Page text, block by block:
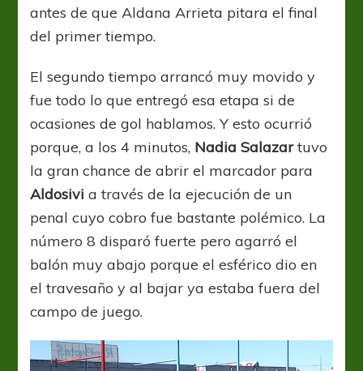
antes de que Aldana Arrieta pitara el final
del primer tiempo.
El segundo tiempo arrancó muy movido y
fue todo lo que entregó esa etapa si de
ocasiones de gol hablamos. Y esto ocurrió
porque, a los 4 minutos, Nadia Salazartuvo
la gran chance de abrir el marcador para
Aldosivi a través de la ejecución de un
penal cuyo cobro fue bastante polémico. La
número 8 disparó fuerte pero agarró el
balón muy abajo porque el esférico dio en
el travesaño y al bajar ya estaba fuera del
campo de juego.